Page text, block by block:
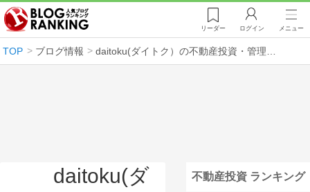
リーダー ログイン メニュー
TOP ブログ情報 daitoku(ダイトク）の不動産投資・管理方法
daitoku(ダ
不動産投資 ランキング